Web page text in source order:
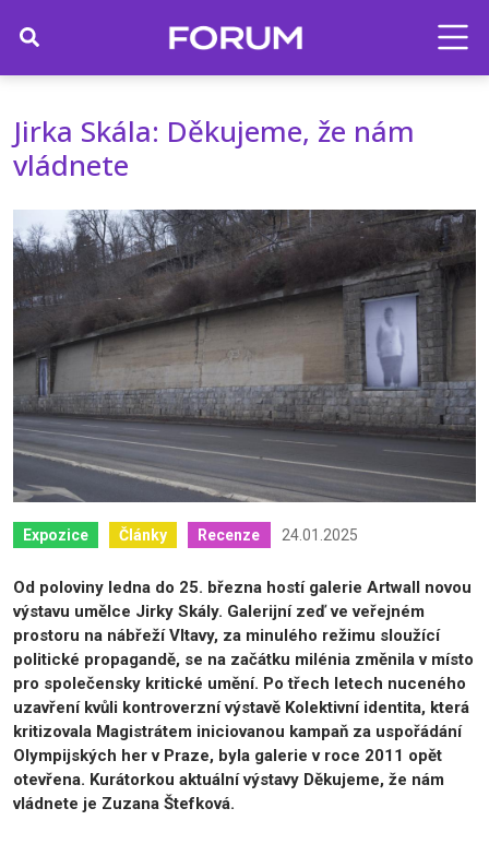
Jirka Skála: Děkujeme, že nám
vládnete
Expozice Články Recenze 24.01.2025
Od poloviny ledna do 25. března hostí galerie Artwall novou
výstavu umělce Jirky Skály. Galerijní zeď ve veřejném
prostoru na nábřeží Vltavy, za minulého režimu sloužící
politické propagandě, se na začátku milénia změnila v místo
pro společensky kritické umění. Po třech letech nuceného
uzavření kvůli kontroverzní výstavě Kolektivní identita, která
kritizovala Magistrátem iniciovanou kampaň za uspořádání
Olympijských her v Praze, byla galerie v roce 2011 opět
otevřena. Kurátorkou aktuální výstavy Děkujeme, že nám
vládnete je Zuzana Štefková.